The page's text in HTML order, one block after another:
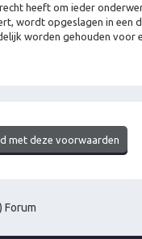
heeft om ieder
wordt opgeslagen in een
worden gehouden voor
Forum